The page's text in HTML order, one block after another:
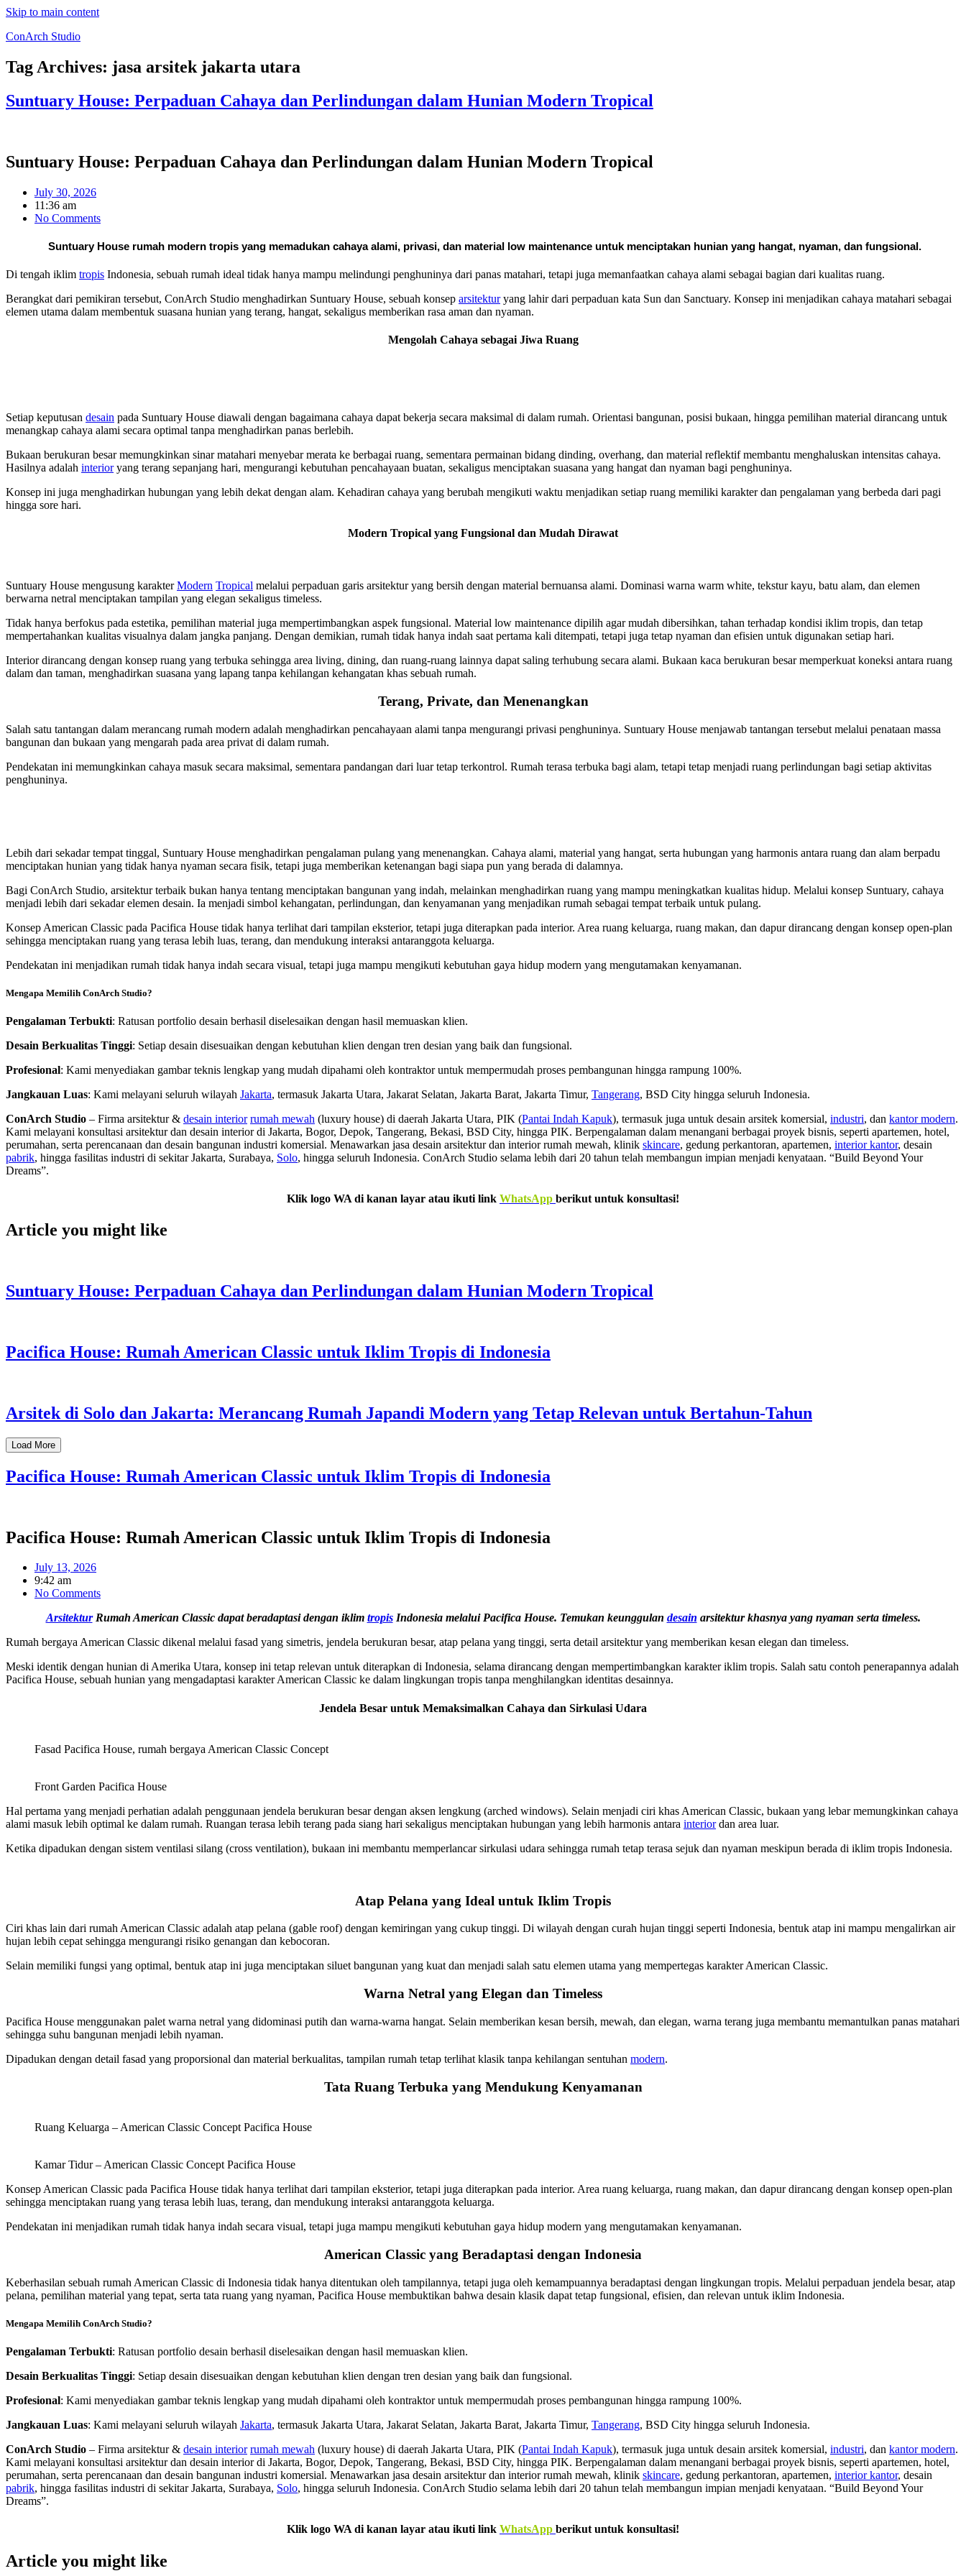
Skip to main content
ConArch Studio
Tag Archives: jasa arsitek jakarta utara
Suntuary House: Perpaduan Cahaya dan Perlindungan dalam Hunian Modern Tropical
Suntuary House: Perpaduan Cahaya dan Perlindungan dalam Hunian Modern Tropical
July 30, 2026
11:36 am
No Comments
Suntuary House rumah modern tropis yang memadukan cahaya alami, privasi, dan material low maintenance untuk menciptakan hunian yang hangat, nyaman, dan fungsional.
Di tengah iklim tropis Indonesia, sebuah rumah ideal tidak hanya mampu melindungi penghuninya dari panas matahari, tetapi juga memanfaatkan cahaya alami sebagai bagian dari kualitas ruang.
Berangkat dari pemikiran tersebut, ConArch Studio menghadirkan Suntuary House, sebuah konsep arsitekturyang lahir dari perpaduan kata Sun dan Sanctuary. Konsep ini menjadikan cahaya matahari sebagai
elemen utama dalam membentuk suasana hunian yang terang, hangat, sekaligus memberikan rasa aman dan nyaman.
Mengolah Cahaya sebagai Jiwa Ruang
Setiap keputusan desain pada Suntuary House diawali dengan bagaimana cahaya dapat bekerja secara maksimal di dalam rumah. Orientasi bangunan, posisi bukaan, hingga pemilihan material dirancang untuk
menangkap cahaya alami secara optimal tanpa menghadirkan panas berlebih.
Bukaan berukuran besar memungkinkan sinar matahari menyebar merata ke berbagai ruang, sementara permainan bidang dinding, overhang, dan material reflektif membantu menghaluskan intensitas cahaya.
Hasilnya adalah interioryang terang sepanjang hari, mengurangi kebutuhan pencahayaan buatan, sekaligus menciptakan suasana yang hangat dan nyaman bagi penghuninya.
Konsep ini juga menghadirkan hubungan yang lebih dekat dengan alam. Kehadiran cahaya yang berubah mengikuti waktu menjadikan setiap ruang memiliki karakter dan pengalaman yang berbeda dari pagi
hingga sore hari.
Modern Tropical yang Fungsional dan Mudah Dirawat
Suntuary House mengusung karakterModern Tropical melalui perpaduan garis arsitektur yang bersih dengan material bernuansa alami. Dominasi warna warm white, tekstur kayu, batu alam, dan elemen
berwarna netral menciptakan tampilan yang elegan sekaligus timeless.
Tidak hanya berfokus pada estetika, pemilihan material juga mempertimbangkan aspek fungsional. Material low maintenance dipilih agar mudah dibersihkan, tahan terhadap kondisi iklim tropis, dan tetap
mempertahankan kualitas visualnya dalam jangka panjang. Dengan demikian, rumah tidak hanya indah saat pertama kali ditempati, tetapi juga tetap nyaman dan efisien untuk digunakan setiap hari.
Interior dirancang dengan konsep ruang yang terbuka sehingga area living, dining, dan ruang-ruang lainnya dapat saling terhubung secara alami. Bukaan kaca berukuran besar memperkuat koneksi antara ruang
dalam dan taman, menghadirkan suasana yang lapang tanpa kehilangan kehangatan khas sebuah rumah.
Terang, Private, dan Menenangkan
Salah satu tantangan dalam merancang rumah modern adalah menghadirkan pencahayaan alami tanpa mengurangi privasi penghuninya. Suntuary House menjawab tantangan tersebut melalui penataan massa
bangunan dan bukaan yang mengarah pada area privat di dalam rumah.
Pendekatan ini memungkinkan cahaya masuk secara maksimal, sementara pandangan dari luar tetap terkontrol. Rumah terasa terbuka bagi alam, tetapi tetap menjadi ruang perlindungan bagi setiap aktivitas
penghuninya.
Lebih dari sekadar tempat tinggal, Suntuary House menghadirkan pengalaman pulang yang menenangkan. Cahaya alami, material yang hangat, serta hubungan yang harmonis antara ruang dan alam berpadu
menciptakan hunian yang tidak hanya nyaman secara fisik, tetapi juga memberikan ketenangan bagi siapa pun yang berada di dalamnya.
Bagi ConArch Studio, arsitektur terbaik bukan hanya tentang menciptakan bangunan yang indah, melainkan menghadirkan ruang yang mampu meningkatkan kualitas hidup. Melalui konsep Suntuary, cahaya
menjadi lebih dari sekadar elemen desain. Ia menjadi simbol kehangatan, perlindungan, dan kenyamanan yang menjadikan rumah sebagai tempat terbaik untuk pulang.
Konsep American Classic pada Pacifica House tidak hanya terlihat dari tampilan eksterior, tetapi juga diterapkan pada interior. Area ruang keluarga, ruang makan, dan dapur dirancang dengan konsep open-plan
sehingga menciptakan ruang yang terasa lebih luas, terang, dan mendukung interaksi antaranggota keluarga.
Pendekatan ini menjadikan rumah tidak hanya indah secara visual, tetapi juga mampu mengikuti kebutuhan gaya hidup modern yang mengutamakan kenyamanan.
Mengapa Memilih ConArch Studio?
Pengalaman Terbukti: Ratusan portfolio desain berhasil diselesaikan dengan hasil memuaskan klien.
Desain Berkualitas Tinggi: Setiap desain disesuaikan dengan kebutuhan klien dengan tren desian yang baik dan fungsional.
Profesional: Kami menyediakan gambar teknis lengkap yang mudah dipahami oleh kontraktor untuk mempermudah proses pembangunan hingga rampung 100%.
Jangkauan Luas: Kami melayani seluruh wilayah Jakarta, termasuk Jakarta Utara, Jakarat Selatan, Jakarta Barat, Jakarta Timur, Tangerang, BSD City hingga seluruh Indonesia.
ConArch Studio – Firma arsitektur & desain interior rumah mewah (luxury house) di daerah Jakarta Utara, PIK (Pantai Indah Kapuk), termasuk juga untuk desain arsitek komersial, industri, dan kantor modern.
Kami melayani konsultasi arsitektur dan desain interior di Jakarta, Bogor, Depok, Tangerang, Bekasi, BSD City, hingga PIK. Berpengalaman dalam menangani berbagai proyek bisnis, seperti apartemen, hotel,
perumahan, serta perencanaan dan desain bangunan industri komersial. Menawarkan jasa desain arsitektur dan interior rumah mewah, klinik skincare, gedung perkantoran, apartemen, interior kantor, desain
pabrik, hingga fasilitas industri di sekitar Jakarta, Surabaya, Solo, hingga seluruh Indonesia. ConArch Studio selama lebih dari 20 tahun telah membangun impian menjadi kenyataan. “Build Beyond Your
Dreams”.
Klik logo WA di kanan layar atau ikuti link WhatsApp berikut untuk konsultasi!
Article you might like
Suntuary House: Perpaduan Cahaya dan Perlindungan dalam Hunian Modern Tropical
Pacifica House: Rumah American Classic untuk Iklim Tropis di Indonesia
Arsitek di Solo dan Jakarta: Merancang Rumah Japandi Modern yang Tetap Relevan untuk Bertahun-Tahun
Load More
Pacifica House: Rumah American Classic untuk Iklim Tropis di Indonesia
Pacifica House: Rumah American Classic untuk Iklim Tropis di Indonesia
July 13, 2026
9:42 am
No Comments
ArsitekturRumah American Classic dapat beradaptasi dengan iklim tropisIndonesia melalui Pacifica House. Temukan keunggulan desain arsitektur khasnya yang nyaman serta timeless.
Rumah bergaya American Classic dikenal melalui fasad yang simetris, jendela berukuran besar, atap pelana yang tinggi, serta detail arsitektur yang memberikan kesan elegan dan timeless.
Meski identik dengan hunian di Amerika Utara, konsep ini tetap relevan untuk diterapkan di Indonesia, selama dirancang dengan mempertimbangkan karakter iklim tropis. Salah satu contoh penerapannya adalah
Pacifica House, sebuah hunian yang mengadaptasi karakter American Classic ke dalam lingkungan tropis tanpa menghilangkan identitas desainnya.
Jendela Besar untuk Memaksimalkan Cahaya dan Sirkulasi Udara
Fasad Pacifica House, rumah bergaya American Classic Concept
Front Garden Pacifica House
Hal pertama yang menjadi perhatian adalah penggunaan jendela berukuran besar dengan aksen lengkung (arched windows). Selain menjadi ciri khas American Classic, bukaan yang lebar memungkinkan cahaya
alami masuk lebih optimal ke dalam rumah. Ruangan terasa lebih terang pada siang hari sekaligus menciptakan hubungan yang lebih harmonis antara interiordan area luar.
Ketika dipadukan dengan sistem ventilasi silang (cross ventilation), bukaan ini membantu memperlancar sirkulasi udara sehingga rumah tetap terasa sejuk dan nyaman meskipun berada di iklim tropis Indonesia.
Atap Pelana yang Ideal untuk Iklim Tropis
Ciri khas lain dari rumah American Classic adalah atap pelana (gable roof) dengan kemiringan yang cukup tinggi. Di wilayah dengan curah hujan tinggi seperti Indonesia, bentuk atap ini mampu mengalirkan air
hujan lebih cepat sehingga mengurangi risiko genangan dan kebocoran.
Selain memiliki fungsi yang optimal, bentuk atap ini juga menciptakan siluet bangunan yang kuat dan menjadi salah satu elemen utama yang mempertegas karakter American Classic.
Warna Netral yang Elegan dan Timeless
Pacifica House menggunakan palet warna netral yang didominasi putih dan warna-warna hangat. Selain memberikan kesan bersih, mewah, dan elegan, warna terang juga membantu memantulkan panas matahari
sehingga suhu bangunan menjadi lebih nyaman.
Dipadukan dengan detail fasad yang proporsional dan material berkualitas, tampilan rumah tetap terlihat klasik tanpa kehilangan sentuhan modern.
Tata Ruang Terbuka yang Mendukung Kenyamanan
Ruang Keluarga – American Classic Concept Pacifica House
Kamar Tidur – American Classic Concept Pacifica House
Konsep American Classic pada Pacifica House tidak hanya terlihat dari tampilan eksterior, tetapi juga diterapkan pada interior. Area ruang keluarga, ruang makan, dan dapur dirancang dengan konsep open-plan
sehingga menciptakan ruang yang terasa lebih luas, terang, dan mendukung interaksi antaranggota keluarga.
Pendekatan ini menjadikan rumah tidak hanya indah secara visual, tetapi juga mampu mengikuti kebutuhan gaya hidup modern yang mengutamakan kenyamanan.
American Classic yang Beradaptasi dengan Indonesia
Keberhasilan sebuah rumah American Classic di Indonesia tidak hanya ditentukan oleh tampilannya, tetapi juga oleh kemampuannya beradaptasi dengan lingkungan tropis. Melalui perpaduan jendela besar, atap
pelana, pemilihan material yang tepat, serta tata ruang yang nyaman, Pacifica House membuktikan bahwa desain klasik dapat tetap fungsional, efisien, dan relevan untuk iklim Indonesia.
Mengapa Memilih ConArch Studio?
Pengalaman Terbukti: Ratusan portfolio desain berhasil diselesaikan dengan hasil memuaskan klien.
Desain Berkualitas Tinggi: Setiap desain disesuaikan dengan kebutuhan klien dengan tren desian yang baik dan fungsional.
Profesional: Kami menyediakan gambar teknis lengkap yang mudah dipahami oleh kontraktor untuk mempermudah proses pembangunan hingga rampung 100%.
Jangkauan Luas: Kami melayani seluruh wilayah Jakarta, termasuk Jakarta Utara, Jakarat Selatan, Jakarta Barat, Jakarta Timur, Tangerang, BSD City hingga seluruh Indonesia.
ConArch Studio – Firma arsitektur & desain interior rumah mewah (luxury house) di daerah Jakarta Utara, PIK (Pantai Indah Kapuk), termasuk juga untuk desain arsitek komersial, industri, dan kantor modern.
Kami melayani konsultasi arsitektur dan desain interior di Jakarta, Bogor, Depok, Tangerang, Bekasi, BSD City, hingga PIK. Berpengalaman dalam menangani berbagai proyek bisnis, seperti apartemen, hotel,
perumahan, serta perencanaan dan desain bangunan industri komersial. Menawarkan jasa desain arsitektur dan interior rumah mewah, klinik skincare, gedung perkantoran, apartemen, interior kantor, desain
pabrik, hingga fasilitas industri di sekitar Jakarta, Surabaya, Solo, hingga seluruh Indonesia. ConArch Studio selama lebih dari 20 tahun telah membangun impian menjadi kenyataan. “Build Beyond Your
Dreams”.
Klik logo WA di kanan layar atau ikuti link WhatsApp berikut untuk konsultasi!
Article you might like